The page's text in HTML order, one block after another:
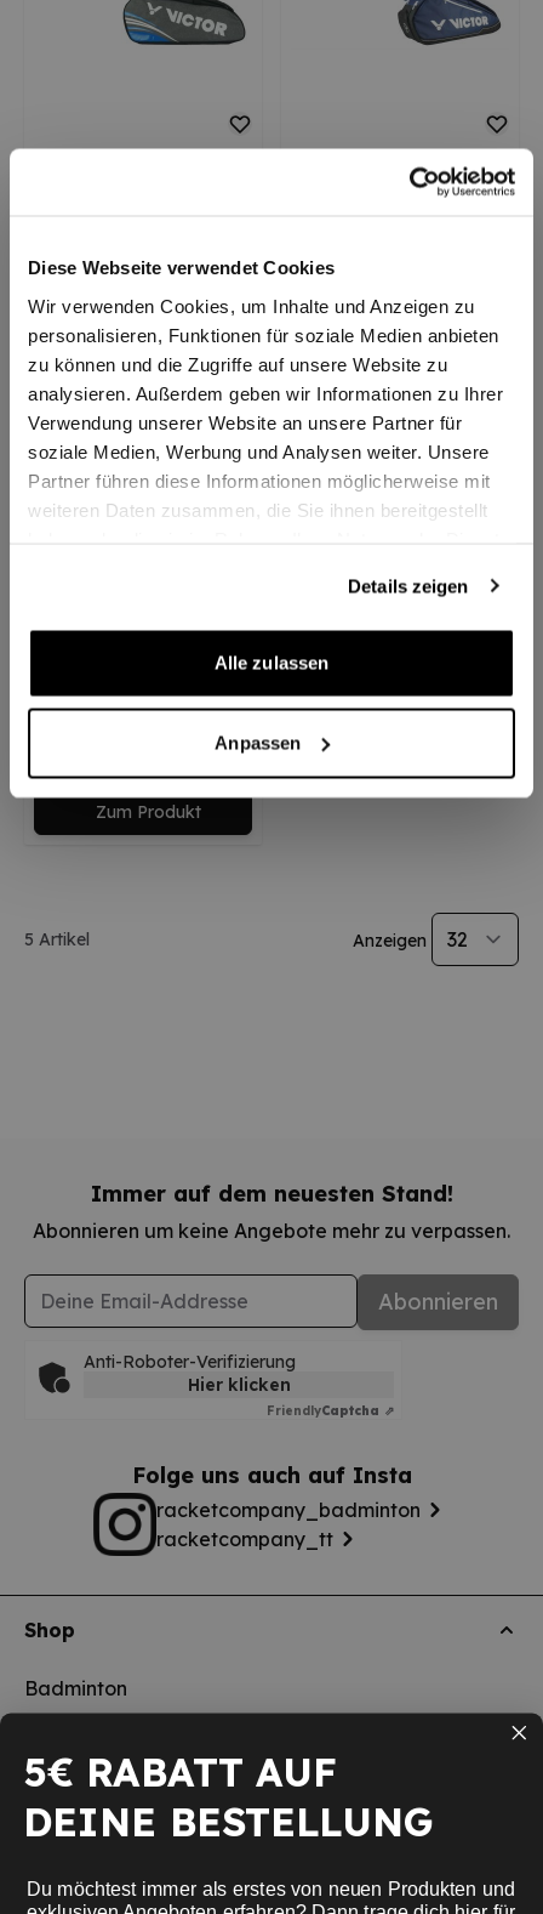
Diese Webseite verwendet Cookies
Wir verwenden Cookies, um Inhalte und Anzeigen zu
personalisieren, Funktionen für soziale Medien anbieten
zu können und die Zugriffe auf unsere Website zu
analysieren. Außerdem geben wir Informationen zu Ihrer
Verwendung unserer Website an unsere Partner für
soziale Medien, Werbung und Analysen weiter. Unsere
Partner führen diese Informationen möglicherweise mit
weiteren Daten zusammen, die Sie ihnen bereitgestellt
Details zeigen
Alle zulassen
Anpassen
Zum Produkt
Doublethermobag 9115
Zum Produkt
Topseller
Sonderangebot
8,95 €
Zum Produkt
5 Artikel Anzeigen
Immer auf dem neuesten Stand!
Abonnieren um keine Angebote mehr zu verpassen.
E-Mail-Adresse Abonnieren
Anti-Roboter-Verifizierung
Hier klicken
FriendlyCaptcha ⇗
Folge uns auch auf Insta
racketcompany_badminton
racketcompany_tt
Shop
Badminton
Squash
Pickleball
Schulsport
5€ RABATT AUF
DEINE BESTELLUNG
Du möchtest immer als erstes von neuen Produkten und